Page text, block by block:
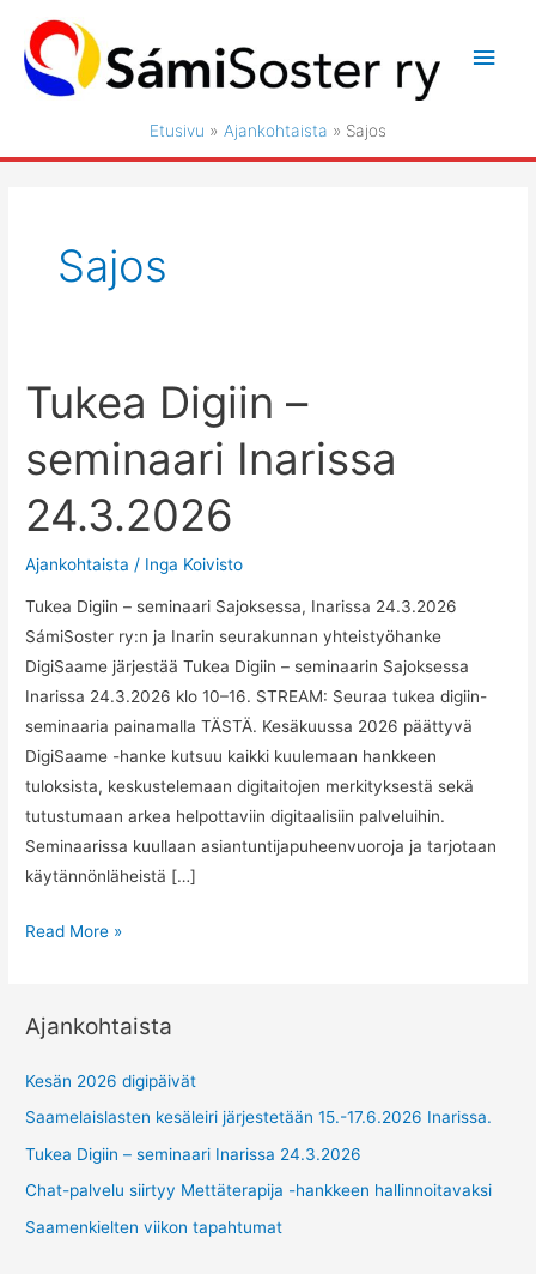
sisältöön
Etusivu Ajankohtaista Sajos
Sajos
Tukea Digiin –
seminaari Inarissa
24.3.2026
Ajankohtaista / Inga Koivisto
Tukea Digiin – seminaari Sajoksessa, Inarissa 24.3.2026
SámiSoster ry:n ja Inarin seurakunnan yhteistyöhanke
DigiSaame järjestää Tukea Digiin – seminaarin Sajoksessa
Inarissa 24.3.2026 klo 10–16. STREAM: Seuraa tukea digiin-
seminaaria painamalla TÄSTÄ. Kesäkuussa 2026 päättyvä
DigiSaame -hanke kutsuu kaikki kuulemaan hankkeen
tuloksista, keskustelemaan digitaitojen merkityksestä sekä
tutustumaan arkea helpottaviin digitaalisiin palveluihin.
Seminaarissa kuullaan asiantuntijapuheenvuoroja ja tarjotaan
käytännönläheistä […]
Tukea
seminaari
24.3.2026
Read More »
Ajankohtaista
Kesän 2026 digipäivät
Saamelaislasten kesäleiri järjestetään 15.-17.6.2026 Inarissa.
Tukea Digiin – seminaari Inarissa 24.3.2026
Chat-palvelu siirtyy Mettäterapija -hankkeen hallinnoitavaksi
Saamenkielten viikon tapahtumat